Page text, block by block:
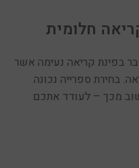
חלומית
בפינת קריאה נעימה אשר
בחירת ספרייה נכונה
מכך – לעודד אתכם